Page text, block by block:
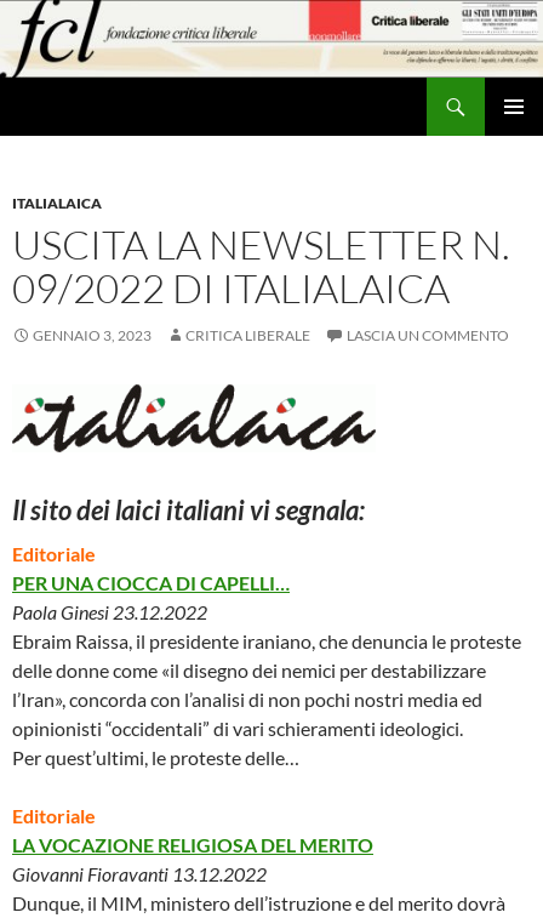
contenuto
ITALIALAICA
USCITA LA NEWSLETTER N.
09/2022 DI ITALIALAICA
GENNAIO 3, 2023 CRITICA LIBERALE LASCIA UN COMMENTO
Il sito dei laici italiani vi segnala:
Editoriale
PER UNA CIOCCA DI CAPELLI…
Paola Ginesi 23.12.2022
Ebraim Raissa, il presidente iraniano, che denuncia le proteste
delle donne come «il disegno dei nemici per destabilizzare
l’Iran», concorda con l’analisi di non pochi nostri media ed
opinionisti “occidentali” di vari schieramenti ideologici.
Per quest’ultimi, le proteste delle…
Editoriale
LA VOCAZIONE RELIGIOSA DEL MERITO
Giovanni Fioravanti 13.12.2022
Dunque, il MIM, ministero dell’istruzione e del merito dovrà